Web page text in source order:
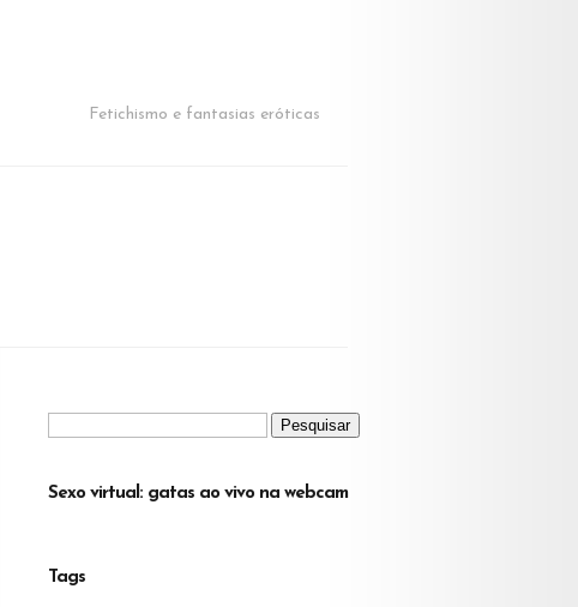
Fetichismo e fantasias eróticas
Pesquisar
por:
Sexo virtual: gatas ao vivo na webcam
Tags